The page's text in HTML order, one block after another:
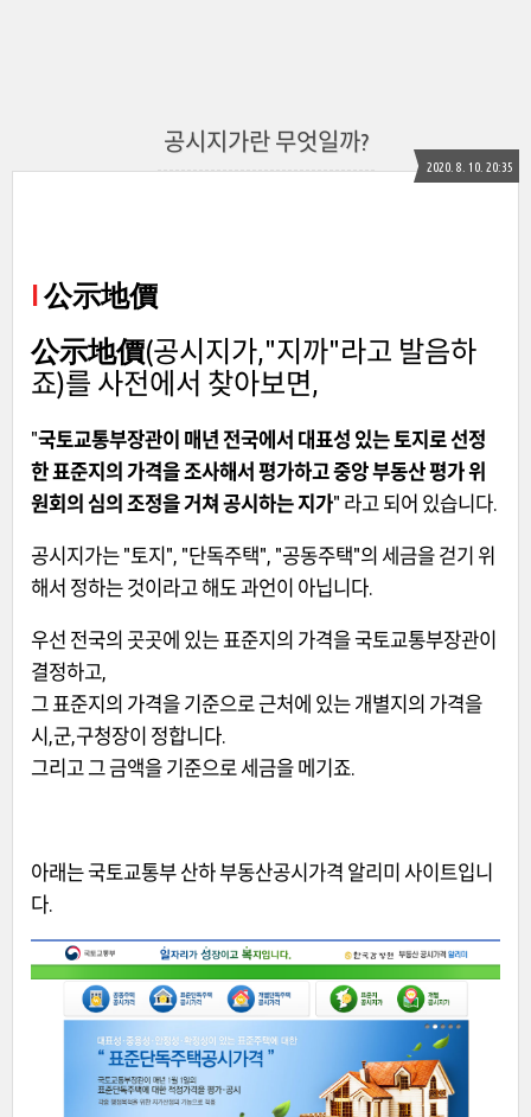
공시지가란 무엇일까?
2020. 8. 10. 20:35
I公示地價
公示地價(공시지가,"지까"라고 발음하
죠)를 사전에서 찾아보면,
"국토교통부장관이 매년 전국에서 대표성 있는 토지로 선정
한 표준지의 가격을 조사해서 평가하고 중앙 부동산 평가 위
원회의 심의 조정을 거쳐 공시하는 지가" 라고 되어 있습니다.
공시지가는 "토지", "단독주택", "공동주택"의 세금을 걷기 위
해서 정하는 것이라고 해도 과언이 아닙니다.
우선 전국의 곳곳에 있는 표준지의 가격을 국토교통부장관이
결정하고,
그 표준지의 가격을 기준으로 근처에 있는 개별지의 가격을
시,군,구청장이 정합니다.
그리고 그 금액을 기준으로 세금을 메기죠.
아래는 국토교통부 산하부동산공시가격 알리미 사이트입니
다.